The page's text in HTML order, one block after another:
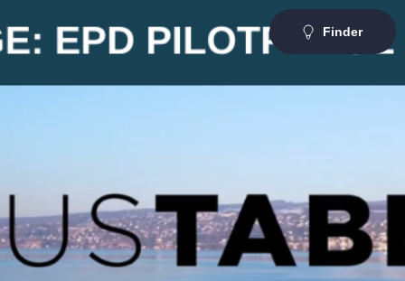
Finder